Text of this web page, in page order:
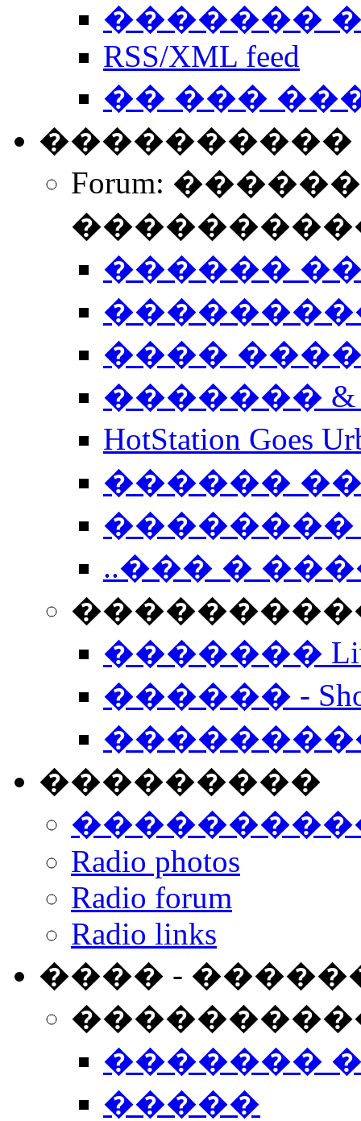
�������
RSS/XML feed
�� ���
����������
Forum:
������
����
�������
HotStation
������
��������
..��� �
����������
�������
������ -
���������
Radio photos
Radio forum
Radio links
���� -
�������
�����